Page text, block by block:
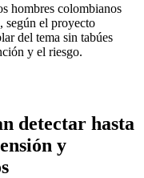
hombres colombianos
según el proyecto
del tema sin tabúes
y el riesgo.
detectar hasta
y